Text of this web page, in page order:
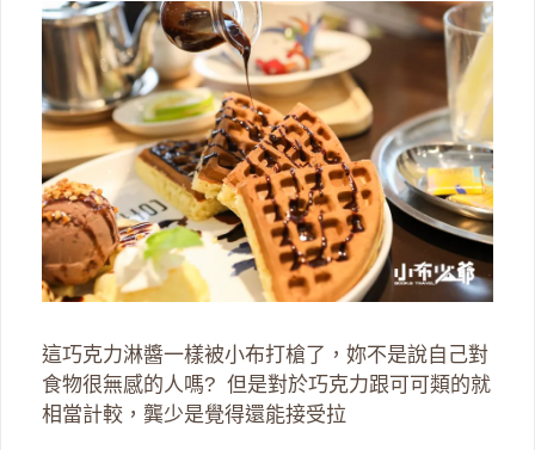
這巧克力淋醬一樣被小布打槍了，妳不是說自己對
食物很無感的人嗎? 但是對於巧克力跟可可類的就
相當計較，龔少是覺得還能接受拉